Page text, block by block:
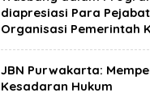
diapresiasi Para
Organisasi Pemerintah
JBN Purwakarta:
Kesadaran Hukum